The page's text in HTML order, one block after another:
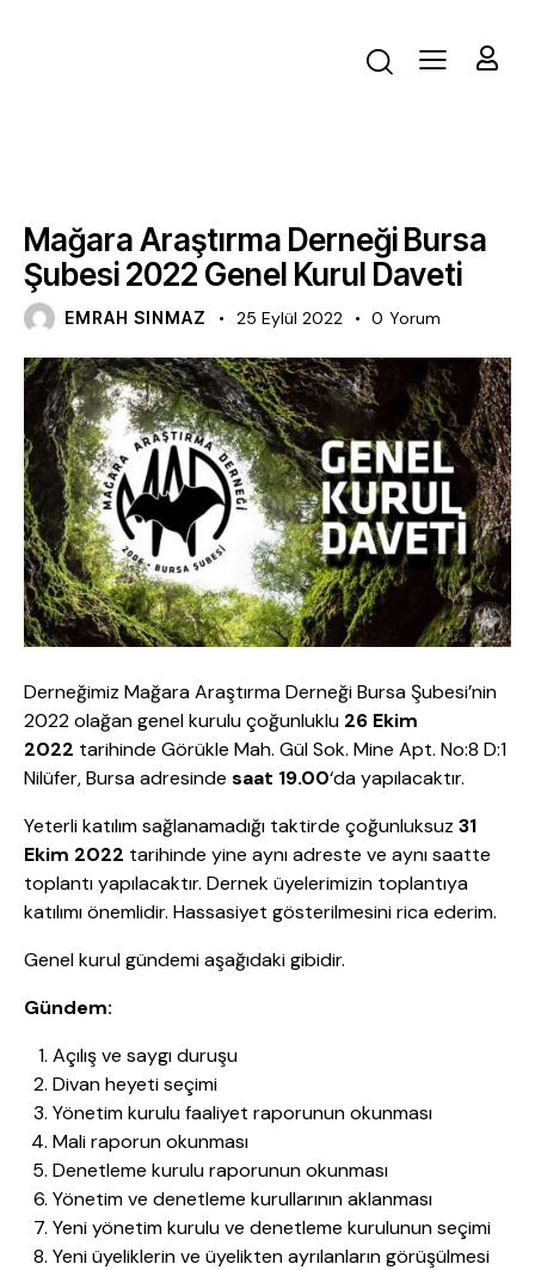
Mağara Araştırma Derneği Bursa
Şubesi 2022 Genel Kurul Daveti
EMRAH SINMAZ 25 Eylül 2022 0 Yorum
Derneğimiz Mağara Araştırma Derneği Bursa Şubesi’nin
2022 olağan genel kurulu çoğunluklu 26 Ekim
2022 tarihinde Görükle Mah. Gül Sok. Mine Apt. No:8 D:1
Nilüfer, Bursa adresinde saat 19.00‘da yapılacaktır.
Yeterli katılım sağlanamadığı taktirde çoğunluksuz 31
Ekim 2022 tarihinde yine aynı adreste ve aynı saatte
toplantı yapılacaktır. Dernek üyelerimizin toplantıya
katılımı önemlidir. Hassasiyet gösterilmesini rica ederim.
Genel kurul gündemi aşağıdaki gibidir.
Gündem:
Açılış ve saygı duruşu
Divan heyeti seçimi
Yönetim kurulu faaliyet raporunun okunması
Mali raporun okunması
Denetleme kurulu raporunun okunması
Yönetim ve denetleme kurullarının aklanması
Yeni yönetim kurulu ve denetleme kurulunun seçimi
Yeni üyeliklerin ve üyelikten ayrılanların görüşülmesi